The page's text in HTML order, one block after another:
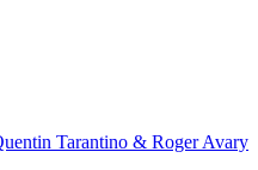
Tarantino & Roger Avary